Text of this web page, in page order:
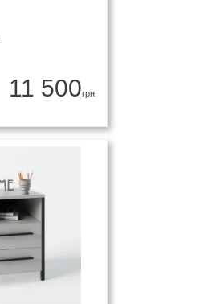
11 500грн